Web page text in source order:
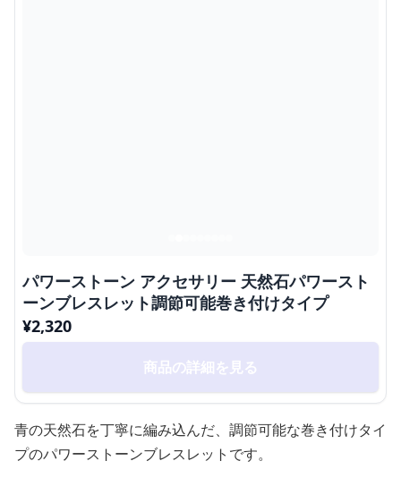
パワーストーン アクセサリー 天然石パワースト
ーンブレスレット調節可能巻き付けタイプ
¥2,320
商品の詳細を見る
青の天然石を丁寧に編み込んだ、調節可能な巻き付けタイ
プのパワーストーンブレスレットです。